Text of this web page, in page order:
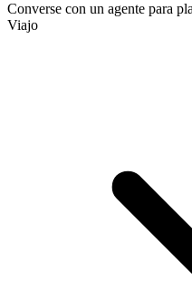
Converse con un agente para
Viajo